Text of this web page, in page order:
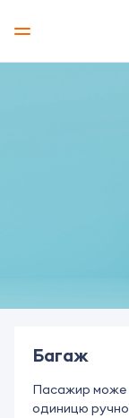
Багаж
Пасажир може
одиницю